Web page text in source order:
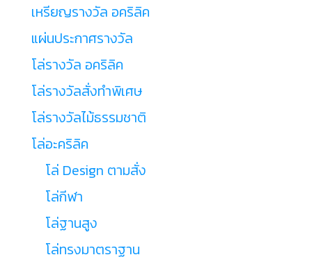
เหรียญรางวัล อคริลิค
แผ่นประกาศรางวัล
โล่รางวัล อคริลิค
โล่รางวัลสั่งทำพิเศษ
โล่รางวัลไม้ธรรมชาติ
โล่อะคริลิค
โล่ Design ตามสั่ง
โล่กีฬา
โล่ฐานสูง
โล่ทรงมาตราฐาน